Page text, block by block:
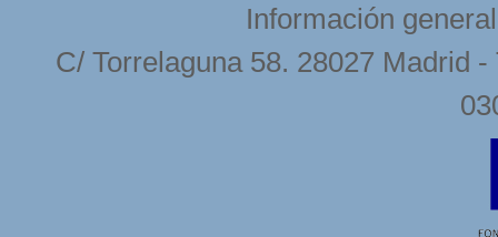
Información
C/ Torrelaguna 58. 28027 Madrid